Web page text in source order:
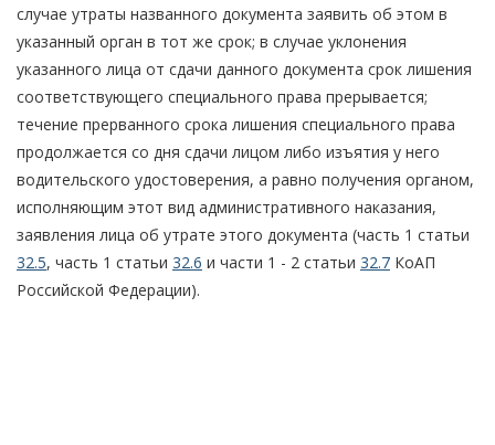
случае утраты названного документа заявить об этом в
указанный орган в тот же срок; в случае уклонения
указанного лица от сдачи данного документа срок лишения
соответствующего специального права прерывается;
течение прерванного срока лишения специального права
продолжается со дня сдачи лицом либо изъятия у него
водительского удостоверения, а равно получения органом,
исполняющим этот вид административного наказания,
заявления лица об утрате этого документа (часть 1 статьи
32.5, часть 1 статьи 32.6 и части 1 - 2 статьи 32.7 КоАП
Российской Федерации).